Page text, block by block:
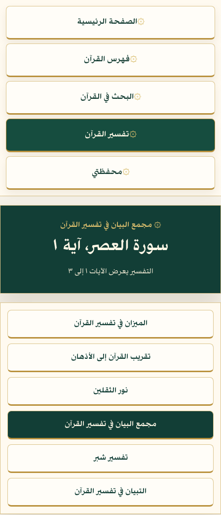
۞الصفحة الرئيسية
۞فهرس القرآن
۞البحث في القرآن
۞تفسير القرآن
۞محفظتي
۞ مجمع البيان في تفسير القرآن
سورة العصر، آية ١
التفسير يعرض الآيات ١ إلى ٣
الميزان في تفسير القرآن
تقريب القرآن إلى الأذهان
نور الثقلين
مجمع البيان في تفسير القرآن
تفسير شبر
التبيان في تفسير القرآن